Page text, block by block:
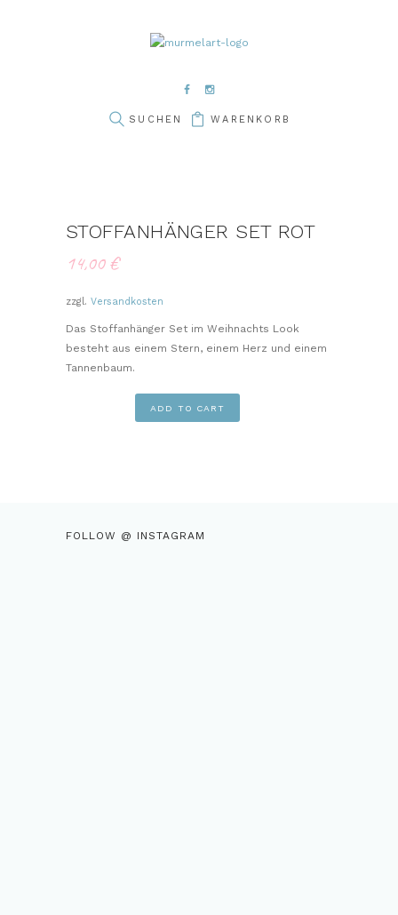
WARENKORB
STOFFANHÄNGER SET ROT
14,00€
zzgl. Versandkosten
Das Stoffanhänger Set im Weihnachts Look
besteht aus einem Stern, einem Herz und einem
Tannenbaum.
ADD TO CART
FOLLOW @ INSTAGRAM